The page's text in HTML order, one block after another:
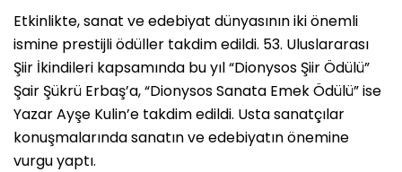
Etkinlikte, sanat ve edebiyat dünyasının iki önemli
ismine prestijli ödüller takdim edildi. 53. Uluslararası
Şiir İkindileri kapsamında bu yıl “Dionysos Şiir Ödülü”
Şair Şükrü Erbaş’a, “Dionysos Sanata Emek Ödülü” ise
Yazar Ayşe Kulin’e takdim edildi. Usta sanatçılar
konuşmalarında sanatın ve edebiyatın önemine
vurgu yaptı.